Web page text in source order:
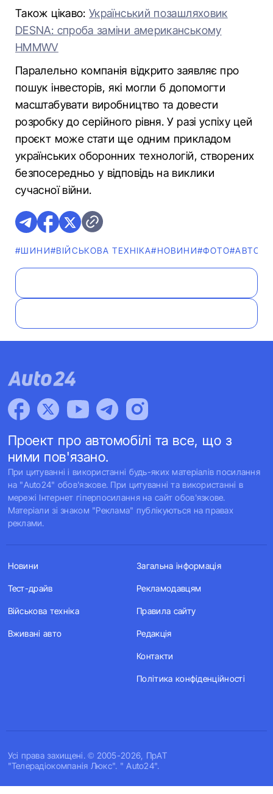
Також цікаво:Український позашляховик
DESNA: спроба заміни американському
HMMWV
Паралельно компанія відкрито заявляє про
пошук інвесторів, які могли б допомогти
масштабувати виробництво та довести
розробку до серійного рівня. У разі успіху цей
проєкт може стати ще одним прикладом
українських оборонних технологій, створених
безпосередньо у відповідь на виклики
сучасної війни.
#ШИНИ#ВІЙСЬКОВА ТЕХНІКА#НОВИНИ#ФОТО
Проект про автомобілі та все, що з
ними пов'язано.
При цитуванні і використанні будь-яких матеріалів посилання
на "Auto24" обов'язкове. При цитуванні та використанні в
мережі Інтернет гіперпосилання на сайт обов'язкове.
Матеріали зі знаком "Реклама" публікуються на правах
реклами.
Усi права захищенi. © 2005-2026, ПрАТ
"Телерадіокомпанія Люкс". " Auto24".
Новини
Тест-драйв
Військова техніка
Вживані авто
Загальна інформація
Рекламодавцям
Правила сайту
Редакція
Контакти
Політика конфіденційності